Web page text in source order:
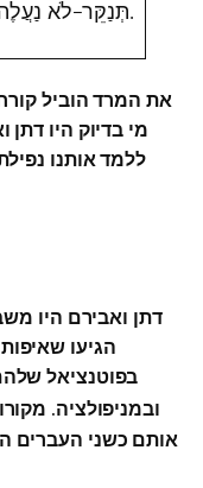
תְּנַקֵּר–לֹא נַעֲלֶה.
את המרד הוביל
מי בדיוק היו
ללמד אותנו
דתן ואבירם היו
הגיעו
בפוטנציאל
ובמניפולציה.
אותם כשני העברים